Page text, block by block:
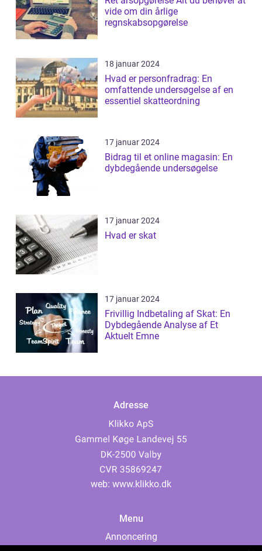
vide om din årlige
regnskabsopgørelse
18 januar 2024
Hvad er personfradrag: En
omfattende undersøgelse af en
essentiel skatteordning
17 januar 2024
Bidrag til et online magasin: En
dybdegående undersøgelse
17 januar 2024
Hvad er skat
17 januar 2024
Frivillig Indbetaling af Skat: En
Dybdegående Analyse af Et
Aktuelt Emne
Adresse
web: www.klikko.dk
Menu
Annoncering